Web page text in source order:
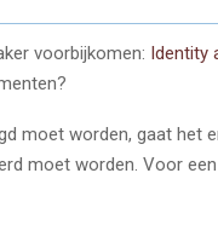
voorbijkomen: Identity
moet worden, gaat het
moet worden. Voor